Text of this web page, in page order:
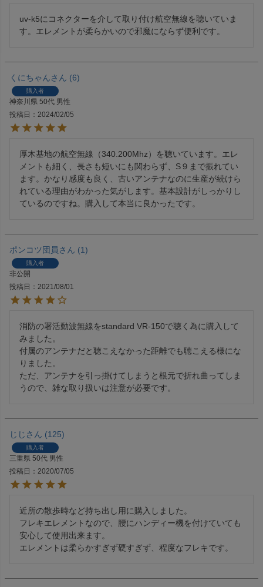
uv-k5にコネクターを介して取り付け航空無線を聴いていま
す。エレメントが柔らかいので邪魔にならず便利です。
くにちゃん 6
購入者
神奈川県 50代 男性
投稿日
2024/02/05
厚木基地の航空無線（340.200Mhz）を聴いています。エレ
メントも細く、長さも短いにも関わらず、S９まで振れてい
ます。かなり感度も良く、古いアンテナなのに生産が続けら
れている理由がわかった気がします。基本設計がしっかりし
ているのですね。購入して本当に良かったです。
ポンコツ団員 1
購入者
非公開
投稿日
2021/08/01
消防の署活動波無線をstandard VR-150で聴く為に購入して
みました。
付属のアンテナだと聴こえなかった距離でも聴こえる様にな
りました。
ただ、アンテナを引っ掛けてしまうと根元で折れ曲ってしま
うので、雑な取り扱いは注意が必要です。
じじ 125
購入者
三重県 50代 男性
投稿日
2020/07/05
近所の散歩時など持ち出し用に購入しました。
フレキエレメントなので、腰にハンディー機を付けていても
安心して使用出来ます。
エレメントは柔らかすぎず硬すぎず、程度なフレキです。